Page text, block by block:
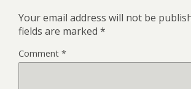
Your email address will not be
fields are marked *
Comment *